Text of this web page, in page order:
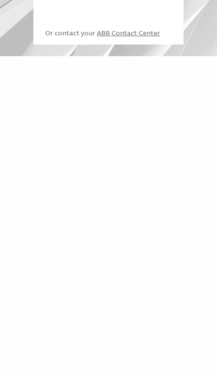
Or contact your ABB Contact Center